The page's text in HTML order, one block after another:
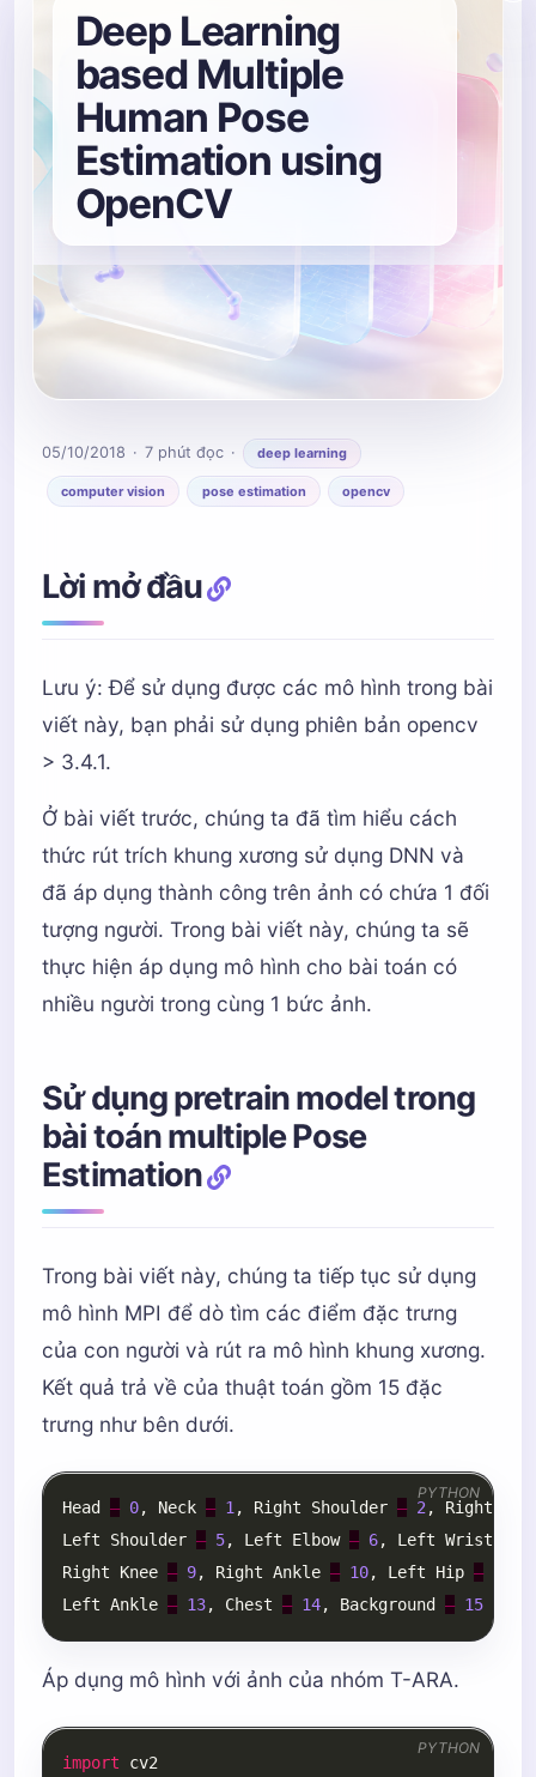
Deep Learning
based Multiple
Human Pose
Estimation using
OpenCV
05/10/2018 7 phút đọc deep learning
computer vision pose estimation opencv
Lời mở đầu
Lưu ý: Để sử dụng được các mô hình trong bài
viết này, bạn phải sử dụng phiên bản opencv
> 3.4.1.
Ở bài viết trước, chúng ta đã tìm hiểu cách
thức rút trích khung xương sử dụng DNN và
đã áp dụng thành công trên ảnh có chứa 1 đối
tượng người. Trong bài viết này, chúng ta sẽ
thực hiện áp dụng mô hình cho bài toán có
nhiều người trong cùng 1 bức ảnh.
Sử dụng pretrain model trong
bài toán multiple Pose
Estimation
Trong bài viết này, chúng ta tiếp tục sử dụng
mô hình MPI để dò tìm các điểm đặc trưng
của con người và rút ra mô hình khung xương.
Kết quả trả về của thuật toán gồm 15 đặc
trưng như bên dưới.
Head – 0, Neck – 1, Right Shoulder – 2, Right
Left
Shoulder – 5, Left Elbow – 6, Left Wrist
Right
Knee – 9, Right Ankle – 10, Left Hip –
Left Ankle – 13, Chest – 14, Background – 15
PYTHON
Áp dụng mô hình với ảnh của nhóm T-ARA.
import cv2
PYTHON